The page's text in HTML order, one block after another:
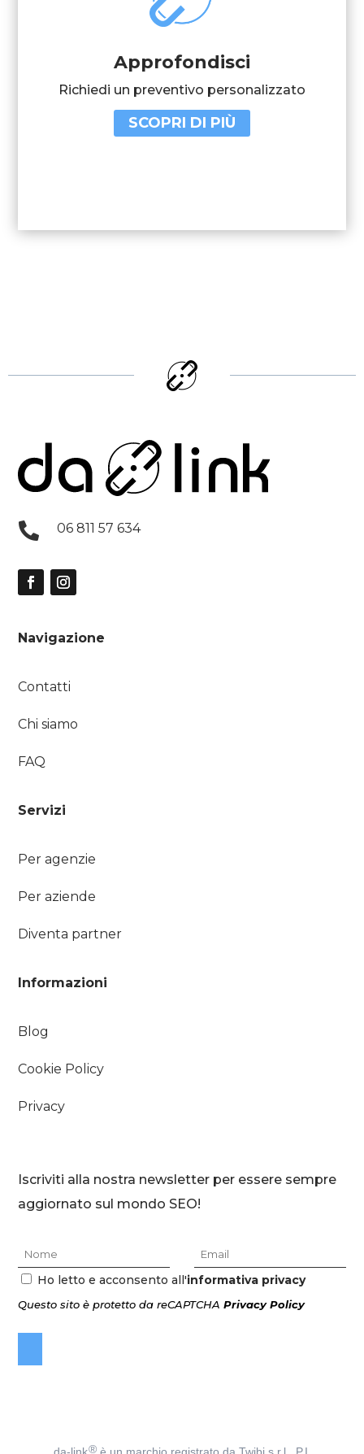
Approfondisci
Richiedi un preventivo personalizzato
SCOPRI DI PIÙ
 06 811 57 634
Navigazione
Contatti
Chi siamo
FAQ
Servizi
Per agenzie
Per aziende
Diventa partner
Informazioni
Blog
Cookie Policy
Privacy
Iscriviti alla nostra newsletter per essere sempre
aggiornato sul mondo SEO!
Ho letto e acconsento all'informativa privacy
Questo sito è protetto da reCAPTCHAPrivacy Policy
da-link®è un marchio registrato da Twibi s.r.l., P.I.